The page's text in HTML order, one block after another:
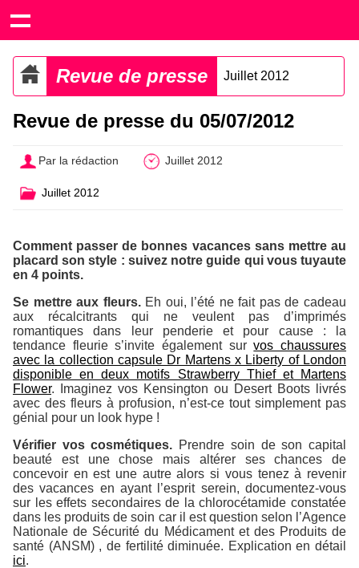
Revue de presse Juillet 2012
Revue de presse du 05/07/2012
Par la rédaction Juillet 2012
Juillet 2012
Comment passer de bonnes vacances sans mettre au
placard son style : suivez notre guide qui vous tuyaute
en 4 points.
Se mettre aux fleurs.Eh oui, l’été ne fait pas de cadeau
aux récalcitrants qui ne veulent pas d’imprimés
romantiques dans leur penderie et pour cause : la
tendance fleurie s’invite également survos chaussures
avec la collection capsule Dr Martens x Liberty of London
disponible en deux motifs Strawberry Thief et Martens
Flower. Imaginez vos Kensington ou Desert Boots livrés
avec des fleurs à profusion, n’est-ce tout simplement pas
génial pour un look hype !
Vérifier vos cosmétiques. Prendre soin de son capital
beauté est une chose mais altérer ses chances de
concevoir en est une autre alors si vous tenez à revenir
des vacances en ayant l’esprit serein, documentez-vous
sur les effets secondaires de la chlorocétamide constatée
dans les produits de soin car il est question selon l’Agence
Nationale de Sécurité du Médicament et des Produits de
santé (ANSM) , de fertilité diminuée. Explication en détail
ici.